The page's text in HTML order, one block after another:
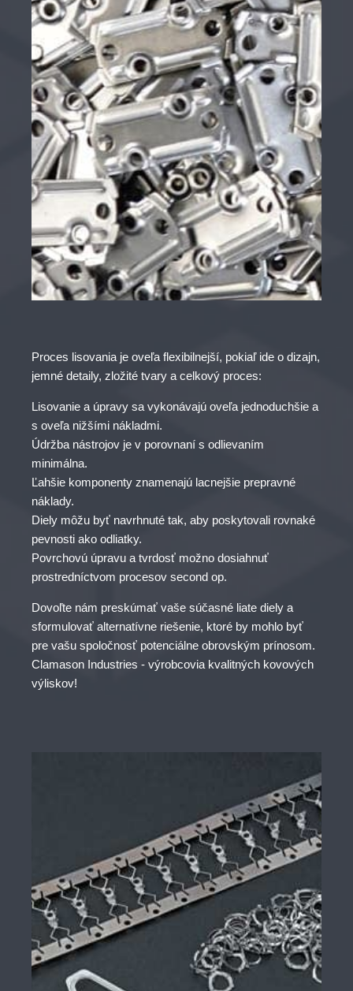
Proces lisovania je oveľa flexibilnejší, pokiaľ ide o dizajn,
jemné detaily, zložité tvary a celkový proces:
Lisovanie a úpravy sa vykonávajú oveľa jednoduchšie a
s oveľa nižšími nákladmi.
Údržba nástrojov je v porovnaní s odlievaním
minimálna.
Ľahšie komponenty znamenajú lacnejšie prepravné
náklady.
Diely môžu byť navrhnuté tak, aby poskytovali rovnaké
pevnosti ako odliatky.
Povrchovú úpravu a tvrdosť možno dosiahnuť
prostredníctvom procesov second op.
Dovoľte nám preskúmať vaše súčasné liate diely a
sformulovať alternatívne riešenie, ktoré by mohlo byť
pre vašu spoločnosť potenciálne obrovským prínosom.
Clamason Industries - výrobcovia kvalitných kovových
výliskov!